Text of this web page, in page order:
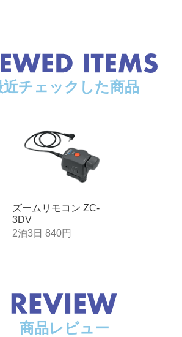
近チェックした商品
ズームリモコン ZC-
3DV
2泊3日 840円
商品レビュー